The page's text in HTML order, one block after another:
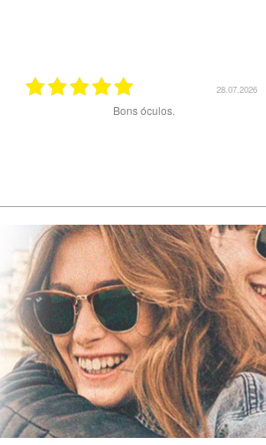
02.07.2026
Muito bom serviço e produtos. Site claro e ótimos